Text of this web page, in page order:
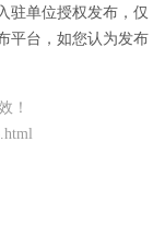
驻单位授权发布，仅
平台，如您认为发布
！